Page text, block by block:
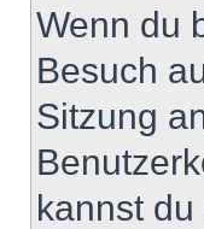
Wenn du
Besuch
Sitzung
kannst